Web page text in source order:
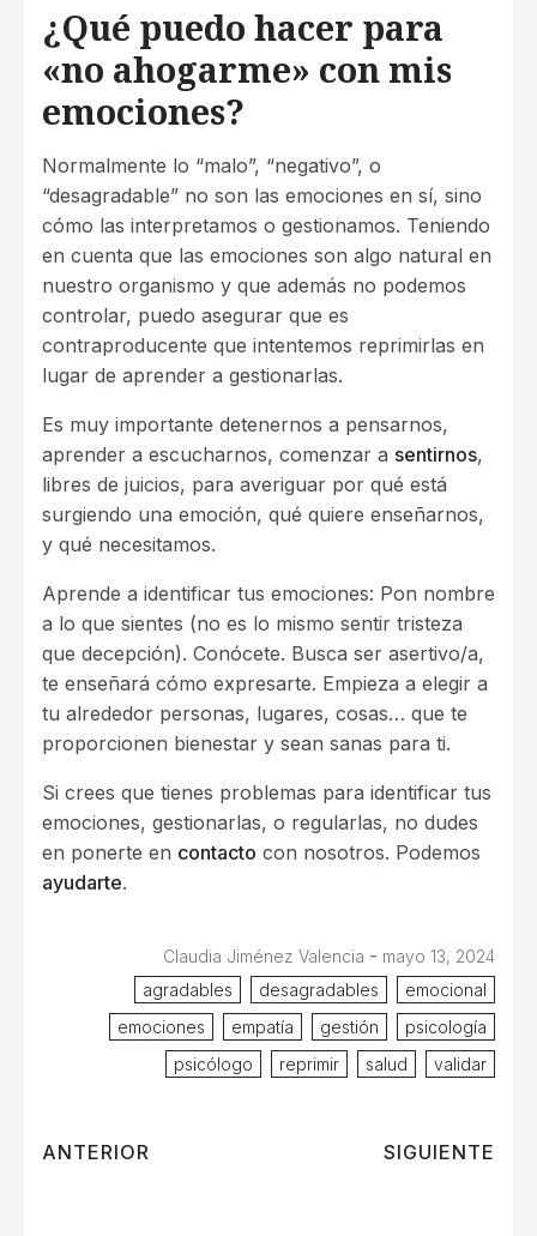
¿Qué puedo hacer para
«no ahogarme» con mis
emociones?
Normalmente lo “malo”, “negativo”, o
“desagradable” no son las emociones en sí, sino
cómo las interpretamos o gestionamos. Teniendo
en cuenta que las emociones son algo natural en
nuestro organismo y que además no podemos
controlar, puedo asegurar que es
contraproducente que intentemos reprimirlas en
lugar de aprender a gestionarlas.
Es muy importante detenernos a pensarnos,
aprender a escucharnos, comenzar a sentirnos,
libres de juicios, para averiguar por qué está
surgiendo una emoción, qué quiere enseñarnos,
y qué necesitamos.
Aprende a identificar tus emociones: Pon nombre
a lo que sientes (no es lo mismo sentir tristeza
que decepción). Conócete. Busca ser asertivo/a,
te enseñará cómo expresarte. Empieza a elegir a
tu alrededor personas, lugares, cosas… que te
proporcionen bienestar y sean sanas para ti.
Si crees que tienes problemas para identificar tus
emociones, gestionarlas, o regularlas, no dudes
en ponerte en contacto con nosotros. Podemos
ayudarte.
Claudia Jiménez Valencia - mayo 13, 2024
agradables
desagradables
emocional
emociones
empatía gestión
psicología
psicólogo
reprimir salud validar
ANTERIOR SIGUIENTE